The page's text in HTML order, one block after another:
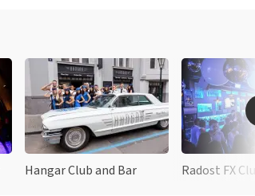
Hangar Club and Bar Radost FX Club